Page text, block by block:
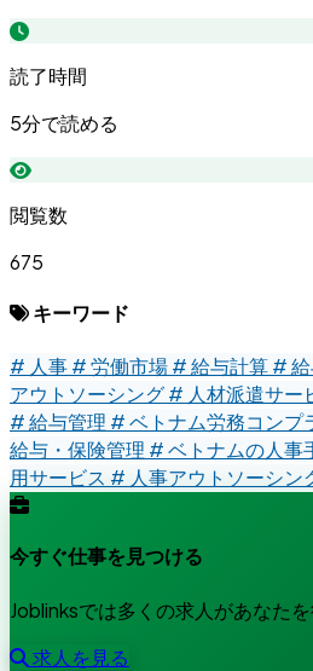
読了時間
5分で読める
閲覧数
675
キーワード
# 人事# 労働市場# 給与計算#
アウトソーシング# 人材派遣サー
# 給与管理 # ベトナム労務コンプ
給与・保険管理 # ベトナムの人事
用サービス # 人事アウトソーシン
今すぐ仕事を見つける
Joblinksでは多くの求人があなたを
求人を見る